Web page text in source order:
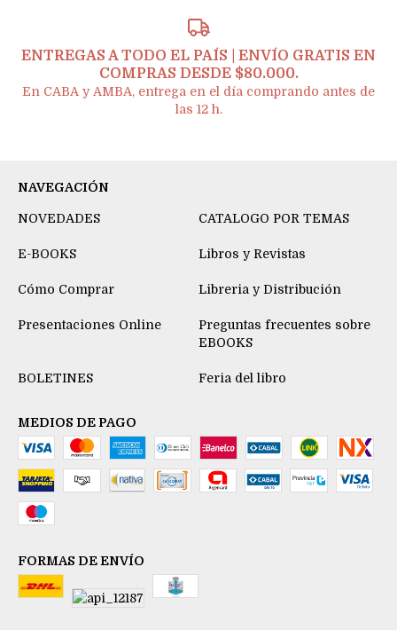
ENTREGAS A TODO EL PAÍS | ENVÍO GRATIS EN
COMPRAS DESDE $80.000.
En CABA y AMBA, entrega en el día comprando antes de
las 12 h.
NAVEGACIÓN
NOVEDADES CATALOGO POR TEMAS
E-BOOKS Libros y Revistas
Cómo Comprar Libreria y Distribución
Presentaciones Online
Preguntas frecuentes sobre
EBOOKS
BOLETINES Feria del libro
MEDIOS DE PAGO
FORMAS DE ENVÍO